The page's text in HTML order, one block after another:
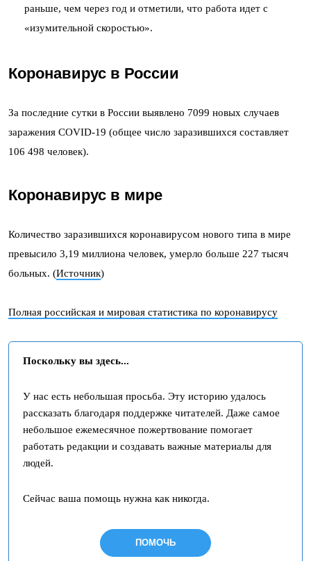
раньше, чем через год и отметили, что работа идет с
«изумительной скоростью».
Коронавирус в России
За последние сутки в России выявлено 7099 новых случаев
заражения COVID-19 (общее число заразившихся составляет
106 498 человек).
Коронавирус в мире
Количество заразившихся коронавирусом нового типа в мире
превысило 3,19 миллиона человек, умерло больше 227 тысяч
больных. (Источник)
Полная российская и мировая статистика по коронавирусу
Поскольку вы здесь...
У нас есть небольшая просьба. Эту историю удалось
рассказать благодаря поддержке читателей. Даже самое
небольшое ежемесячное пожертвование помогает
работать редакции и создавать важные материалы для
людей.
Сейчас ваша помощь нужна как никогда.
ПОМОЧЬ